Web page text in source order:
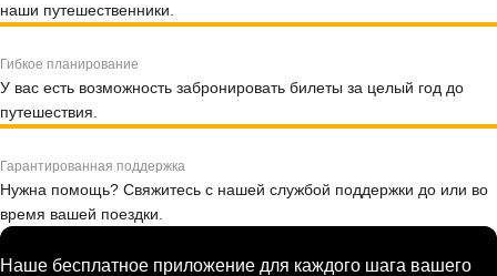
наши путешественники.
Гибкое планирование
У вас есть возможность забронировать билеты за целый год до
путешествия.
Гарантированная поддержка
Нужна помощь? Свяжитесь с нашей службой поддержки до или во
время вашей поездки.
Наше бесплатное приложение для каждого шага вашего